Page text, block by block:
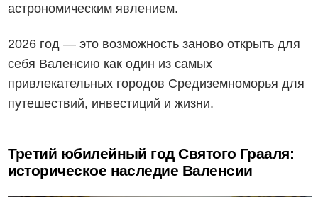
астрономическим явлением.
2026 год — это возможность заново открыть для
себя Валенсию как один из самых
привлекательных городов Средиземноморья для
путешествий, инвестиций и жизни.
Третий юбилейный год Святого Грааля:
историческое наследие Валенсии